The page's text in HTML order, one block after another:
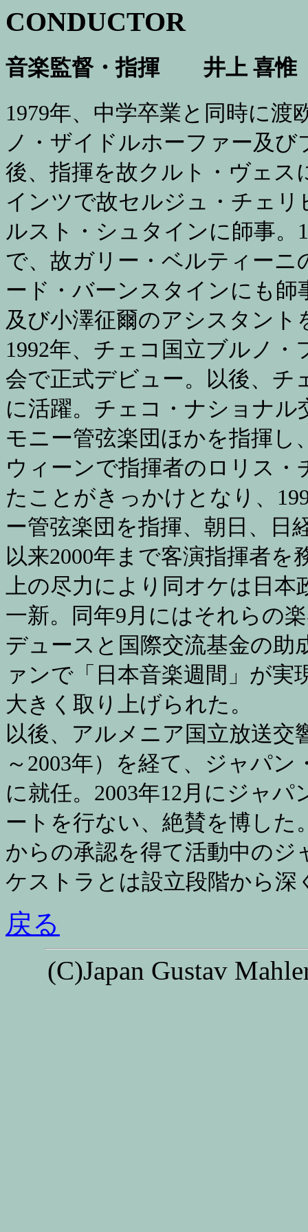
CONDUCTOR
音楽監督・指揮 井上 喜惟
1979年、中学卒業と同時に
ノ・ザイドルホーファー及
後、指揮を故クルト・ヴェス
インツで故セルジュ・チェ
ルスト・シュタインに師事。
で、故ガリー・ベルティー
ード・バーンスタインにも
及び小澤征爾のアシスタン
1992年、チェコ国立ブルノ
会で正式デビュー。以後、チ
に活躍。チェコ・ナショナ
モニー管弦楽団ほかを指揮
ウィーンで指揮者のロリス
たことがきっかけとなり、
ー管弦楽団を指揮、朝日、日
以来2000年まで客演指揮者を
上の尽力により同オケは日本
一新。同年9月にはそれらの
デュースと国際交流基金の
ァンで「日本音楽週間」が
大きく取り上げられた。
以後、アルメニア国立放送交
～2003年）を経て、ジャパ
に就任。2003年12月にジャ
ートを行ない、絶賛を博した
からの承認を得て活動中の
ケストラとは設立段階から深
戻る
(C)Japan Gustav